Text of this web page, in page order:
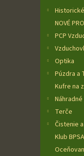
NOVÉ
PCP
Optika
Púzdra a
Kufre na
Terče
Čistenie
Klub BPSA